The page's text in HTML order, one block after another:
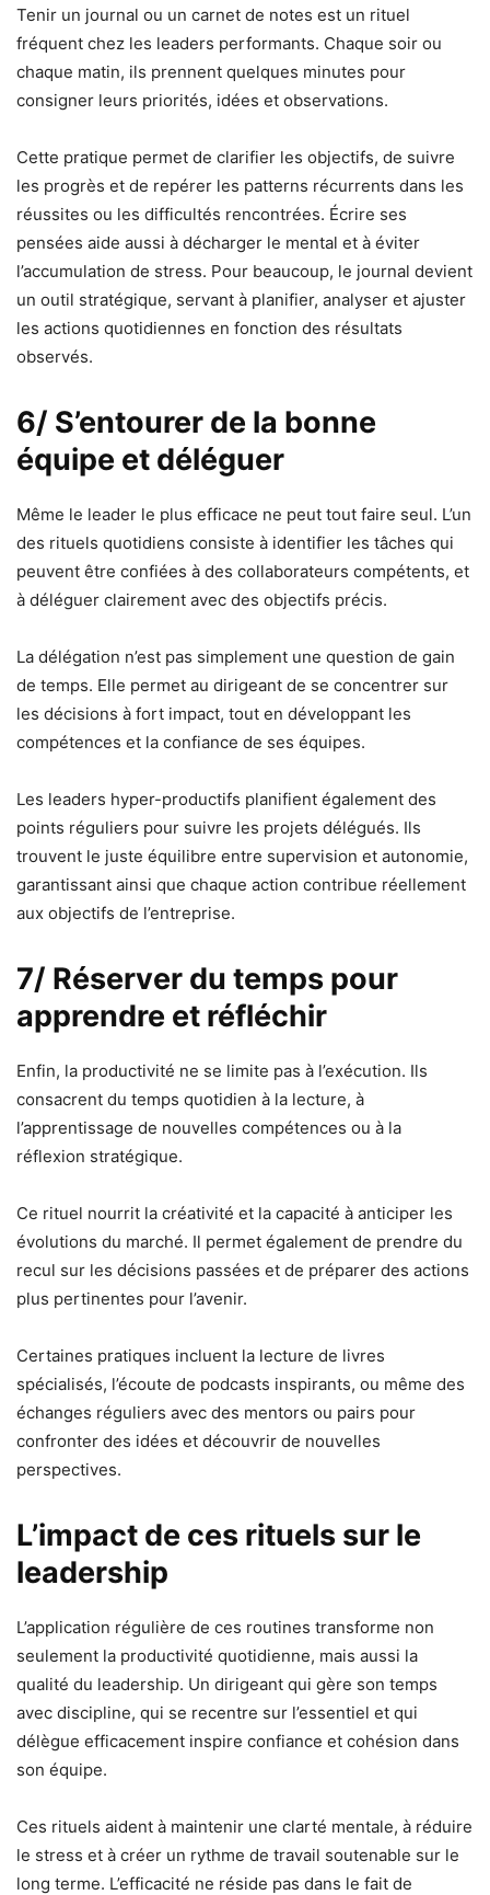
Tenir un journal ou un carnet de notes est un rituel
fréquent chez les leaders performants. Chaque soir ou
chaque matin, ils prennent quelques minutes pour
consigner leurs priorités, idées et observations.
Cette pratique permet de clarifier les objectifs, de suivre
les progrès et de repérer les patterns récurrents dans les
réussites ou les difficultés rencontrées. Écrire ses
pensées aide aussi à décharger le mental et à éviter
l’accumulation de stress. Pour beaucoup, le journal devient
un outil stratégique, servant à planifier, analyser et ajuster
les actions quotidiennes en fonction des résultats
observés.
6/ S’entourer de la bonne
équipe et déléguer
Même le leader le plus efficace ne peut tout faire seul. L’un
des rituels quotidiens consiste à identifier les tâches qui
peuvent être confiées à des collaborateurs compétents, et
à déléguer clairement avec des objectifs précis.
La délégation n’est pas simplement une question de gain
de temps. Elle permet au dirigeant de se concentrer sur
les décisions à fort impact, tout en développant les
compétences et la confiance de ses équipes.
Les leaders hyper-productifs planifient également des
points réguliers pour suivre les projets délégués. Ils
trouvent le juste équilibre entre supervision et autonomie,
garantissant ainsi que chaque action contribue réellement
aux objectifs de l’entreprise.
7/ Réserver du temps pour
apprendre et réfléchir
Enfin, la productivité ne se limite pas à l’exécution. Ils
consacrent du temps quotidien à la lecture, à
l’apprentissage de nouvelles compétences ou à la
réflexion stratégique.
Ce rituel nourrit la créativité et la capacité à anticiper les
évolutions du marché. Il permet également de prendre du
recul sur les décisions passées et de préparer des actions
plus pertinentes pour l’avenir.
Certaines pratiques incluent la lecture de livres
spécialisés, l’écoute de podcasts inspirants, ou même des
échanges réguliers avec des mentors ou pairs pour
confronter des idées et découvrir de nouvelles
perspectives.
L’impact de ces rituels sur le
leadership
L’application régulière de ces routines transforme non
seulement la productivité quotidienne, mais aussi la
qualité du leadership. Un dirigeant qui gère son temps
avec discipline, qui se recentre sur l’essentiel et qui
délègue efficacement inspire confiance et cohésion dans
son équipe.
Ces rituels aident à maintenir une clarté mentale, à réduire
le stress et à créer un rythme de travail soutenable sur le
long terme. L’efficacité ne réside pas dans le fait de